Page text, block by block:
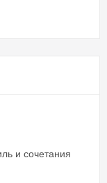
и сочетания